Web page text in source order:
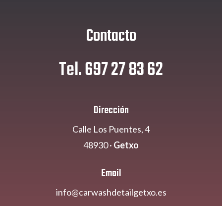
Contacto
Tel. 697 27 83 62
Dirección
Calle Los Puentes, 4
48930 · Getxo
Email
info@carwashdetailgetxo.es